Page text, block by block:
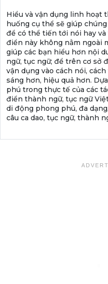
Hiểu và vận dụng linh hoạt
huống cụ thể sẽ giúp
để có thể tiến tới nói hay và
điển này không nằm ngoài
giúp các bạn hiểu hơn nội
ngữ, tục ngữ; để trên cơ sở
vận dụng vào cách nói,
sáng hơn, hiệu quả hơn.
phú trong thực tế của các
điển thành ngữ, tục ngữ
di động phong phú, đa
câu ca dao, tục ngữ, thành